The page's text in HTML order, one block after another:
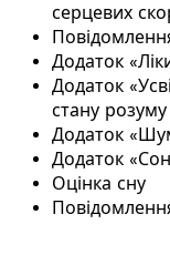
серцевих
Додаток
Додаток
стану розуму
Додаток
Додаток
Оцінка сну